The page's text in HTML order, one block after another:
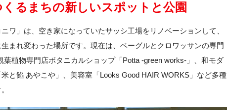
くるまちの新しいスポットと公園
ワ」は、空き家になっていたサッシ工場をリノベーションして、
まれ変わった場所です。現在は、ベーグルとクロワッサンの専門
葉植物専門店ボタニカルショップ「Potta -green works-」、和モダ
と餡 あやこや」、美容室「Looks Good HAIR WORKS」など多種